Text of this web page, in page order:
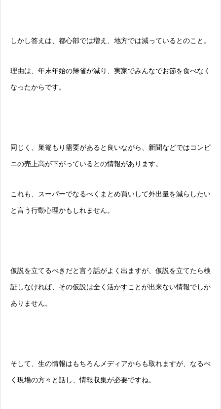
しかし答えは、都心部では増え、地方では減っているとのこと。
理由は、年末年始の帰省が減り、実家でみんなでお節を食べなく
なったからです。
同じく、巣篭もり需要があると良いながら、新聞などではコンビ
ニの売上高が下がっているとの情報があります。
これも、スーパーでなるべくまとめ買いして外出量を減らしたい
と言う行動心理かもしれません。
仮説を立てるべきだと言う話がよく出ますが、仮説を立てたら検
証しなければ、その仮説は全く活かすことが出来ない情報でしか
ありません。
そして、生の情報はもちろんメディアからも取れますが、なるべ
く現場の方々と話し、情報収集が必要ですね。